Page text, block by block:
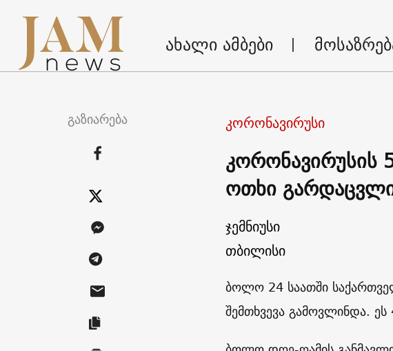
ახალი ამბები
გაზიარება კორონავირუსი
კორონავირუსის
ოთხი
ჯემნიუსი
თბილისი
ბოლო 24 საათში
შემთხვევა გამოვლინდა.